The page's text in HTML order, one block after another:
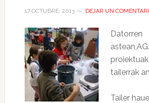
17 OCTUBRE, 2013 DEJAR UN
Datorren
tailerrak
Tailer